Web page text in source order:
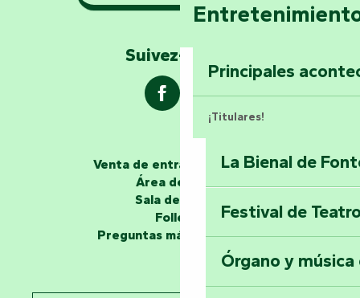
el Marais
Explorar Mill Hill
Los narradores
Desvela los
Principales
¡Titulares!
La Bienal de
Festival de
Órgano y
Suivez-nous !
Venta de entradas en línea
Área de grupo
Sala de prensa
Folletos
Preguntas más frecuentes